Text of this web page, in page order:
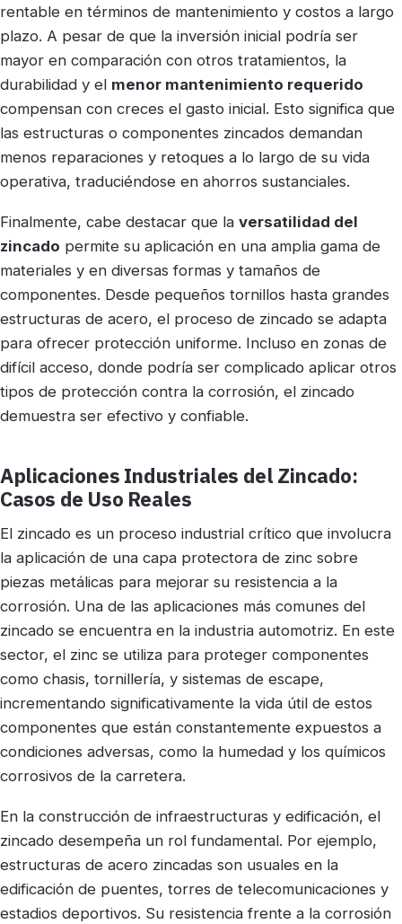
rentable en términos de mantenimiento y costos a largo
plazo. A pesar de que la inversión inicial podría ser
mayor en comparación con otros tratamientos, la
durabilidad y el menor mantenimiento requerido
compensan con creces el gasto inicial. Esto significa que
las estructuras o componentes zincados demandan
menos reparaciones y retoques a lo largo de su vida
operativa, traduciéndose en ahorros sustanciales.
Finalmente, cabe destacar que la versatilidad del
zincado permite su aplicación en una amplia gama de
materiales y en diversas formas y tamaños de
componentes. Desde pequeños tornillos hasta grandes
estructuras de acero, el proceso de zincado se adapta
para ofrecer protección uniforme. Incluso en zonas de
difícil acceso, donde podría ser complicado aplicar otros
tipos de protección contra la corrosión, el zincado
demuestra ser efectivo y confiable.
Aplicaciones Industriales del Zincado:
Casos de Uso Reales
El zincado es un proceso industrial crítico que involucra
la aplicación de una capa protectora de zinc sobre
piezas metálicas para mejorar su resistencia a la
corrosión. Una de las aplicaciones más comunes del
zincado se encuentra en la industria automotriz. En este
sector, el zinc se utiliza para proteger componentes
como chasis, tornillería, y sistemas de escape,
incrementando significativamente la vida útil de estos
componentes que están constantemente expuestos a
condiciones adversas, como la humedad y los químicos
corrosivos de la carretera.
En la construcción de infraestructuras y edificación, el
zincado desempeña un rol fundamental. Por ejemplo,
estructuras de acero zincadas son usuales en la
edificación de puentes, torres de telecomunicaciones y
estadios deportivos. Su resistencia frente a la corrosión